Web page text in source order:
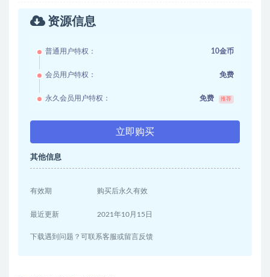
资源信息
普通用户特权： 10金币
会员用户特权： 免费
永久会员用户特权： 免费 推荐
立即购买
其他信息
有效期 购买后永久有效
最近更新 2021年10月15日
下载遇到问题？可联系客服或留言反馈